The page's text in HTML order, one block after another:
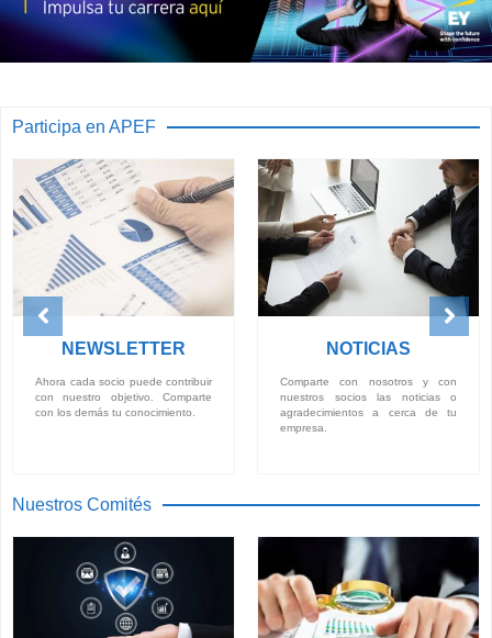
Participa en APEF
NEWSLETTER
Ahora cada socio puede contribuir
con nuestro objetivo. Comparte
con los demás tu conocimiento.
NOTICIAS
Comparte con nosotros y con
nuestros socios las noticias o
agradecimientos a cerca de tu
empresa.
Nuestros Comités